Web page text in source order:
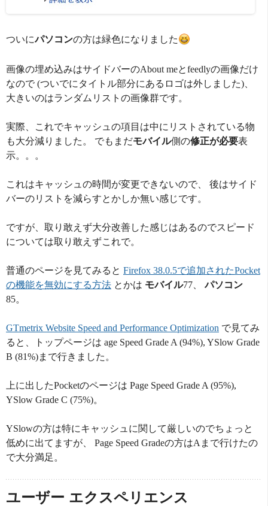
ついにパソコンの方は緑色になりました
画像の埋め込みはサイドバーのAbout meとfeedlyの画像だけ
なので (ついでにタイトル部分にあるロゴは外しました)、
大きいのはランダムリストの画像群です。
実際、これでキャッシュの項目は中にリストされている物
も大分減りました。 でもまだモバイル側の修正が必要表
示。。。
これはキャッシュの時間が変更できないので、 後はサイド
バーのリストを減らすとかしか無い感じです。
ですが、取り敢えず大分改善した感じはあるのでスピード
については取り敢えずこれで。
普通のページを見てみると Firefox 38.0.5で追加されたPocket
の機能を無効にする方法 とかは モバイル77、パソコン
85。
GTmetrix Website Speed and Performance Optimization で見てみ
ると、トップページは age Speed Grade A (94%), YSlow Grade
B (81%)まで行きました。
上に出したPocketのページは Page Speed Grade A (95%),
YSlow Grade C (75%)。
YSlowの方は特にキャッシュに関して厳しいのでちょっと
低めに出てますが、 Page Speed Gradeの方はAまで行けたの
で大分満足。
ユーザー エクスペリエンス